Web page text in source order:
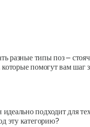
разные типы поз –
помогут вам шаг
подходит для
эту категорию?